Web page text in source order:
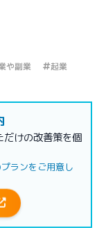
や副業
起業
だけの改善策を個
ランをご用意し